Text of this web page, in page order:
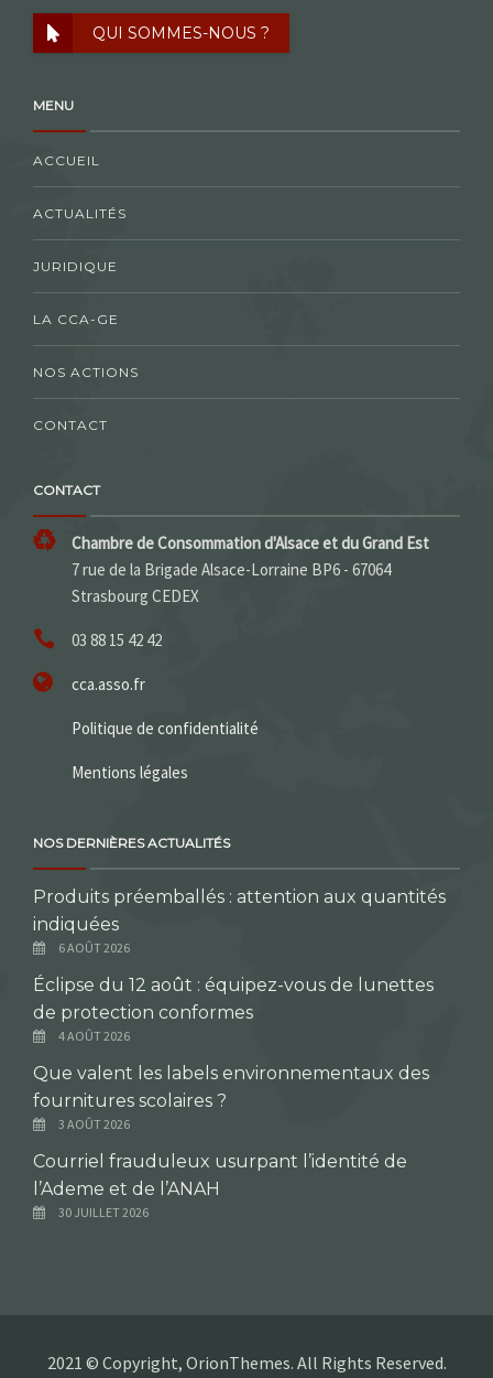
QUI SOMMES-NOUS ?
MENU
ACCUEIL
ACTUALITÉS
JURIDIQUE
LA CCA-GE
NOS ACTIONS
CONTACT
CONTACT
Chambre de Consommation d'Alsace et du Grand Est
7 rue de la Brigade Alsace-Lorraine BP6 - 67064
Strasbourg CEDEX
03 88 15 42 42
cca.asso.fr
Politique de confidentialité
Mentions légales
NOS DERNIÈRES ACTUALITÉS
Produits préemballés : attention aux quantités
indiquées
6 AOÛT 2026
Éclipse du 12 août : équipez-vous de lunettes
de protection conformes
4 AOÛT 2026
Que valent les labels environnementaux des
fournitures scolaires ?
3 AOÛT 2026
Courriel frauduleux usurpant l’identité de
l’Ademe et de l’ANAH
30 JUILLET 2026
2021 © Copyright, OrionThemes. All Rights Reserved.